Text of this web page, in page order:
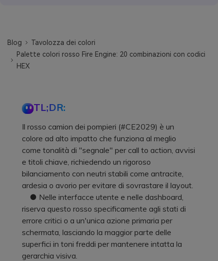
Blog
Tavolozza dei colori
Palette colori rosso Fire Engine: 20 combinazioni con codici
HEX
TL;DR:
Il rosso camion dei pompieri (#CE2029) è un
colore ad alto impatto che funziona al meglio
come tonalità di "segnale" per call to action, avvisi
e titoli chiave, richiedendo un rigoroso
bilanciamento con neutri stabili come antracite,
ardesia o avorio per evitare di sovrastare il layout.
● Nelle interfacce utente e nelle dashboard,
riserva questo rosso specificamente agli stati di
errore critici o a un'unica azione primaria per
schermata, lasciando la maggior parte delle
superfici in toni freddi per mantenere intatta la
gerarchia visiva.